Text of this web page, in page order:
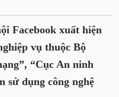
Facebook xuất hiện
vụ thuộc Bộ
“Cục An ninh
sử dụng công nghệ